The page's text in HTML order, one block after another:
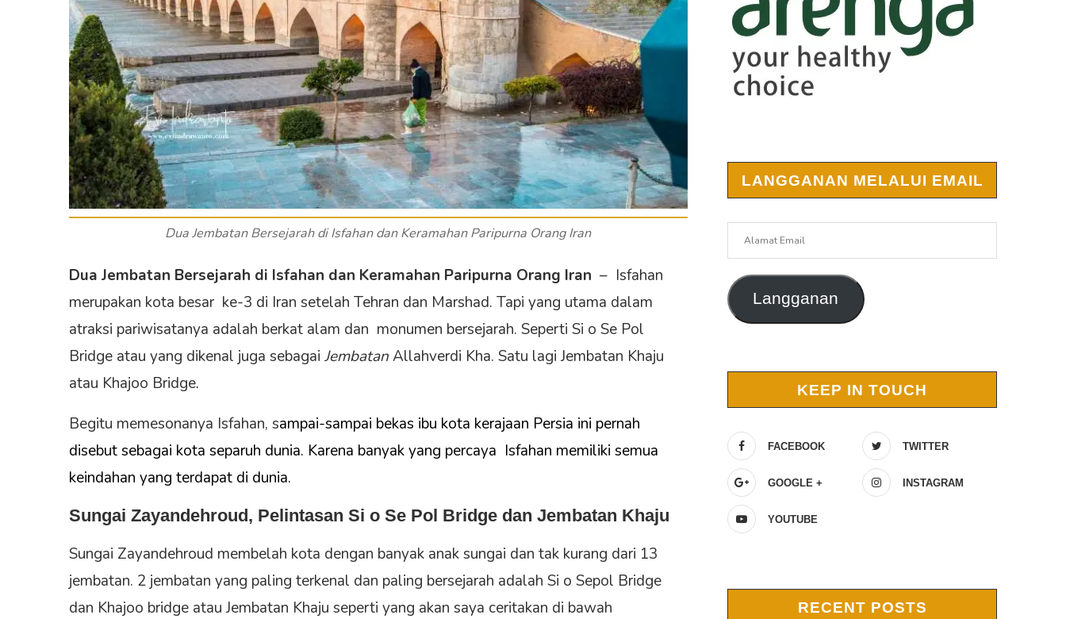
Dua Jembatan Bersejarah di Isfahan dan Keramahan Paripurna Orang Iran
Dua Jembatan Bersejarah di Isfahan dan Keramahan Paripurna Orang Iran – Isfahan
merupakan kota besar ke-3 di Iran setelah Tehran dan Marshad. Tapi yang utama dalam
atraksi pariwisatanya adalah berkat alam dan monumen bersejarah. Seperti Si o Se Pol
Bridge atau yang dikenal juga sebagai JembatanAllahverdi Kha. Satu lagi Jembatan Khaju
atau Khajoo Bridge.
Begitu memesonanya Isfahan, sampai-sampai bekas ibu kota kerajaan Persia ini pernah
disebut sebagai kota separuh dunia. Karena banyak yang percaya Isfahan memiliki semua
keindahan yang terdapat di dunia.
Sungai Zayandehroud, Pelintasan Si o Se Pol Bridge dan Jembatan Khaju
Sungai Zayandehroud membelah kota dengan banyak anak sungai dan tak kurang dari 13
jembatan. 2 jembatan yang paling terkenal dan paling bersejarah adalah Si o Sepol Bridge
dan Khajoo bridge atau Jembatan Khaju seperti yang akan saya ceritakan di bawah
LANGGANAN MELALUI EMAIL
Langganan
KEEP IN TOUCH
FACEBOOK TWITTER
GOOGLE + INSTAGRAM
YOUTUBE
RECENT POSTS